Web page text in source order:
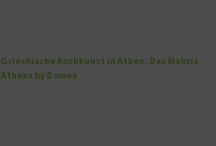
Griechische Kochkunst in Athen: Das Makris
Athens by Domes